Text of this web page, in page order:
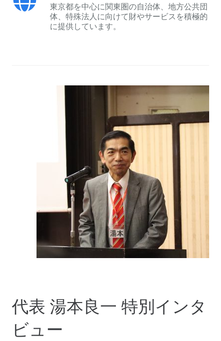
東京都を中心に関東圏の自治体、地方公共団
体、特殊法人に向けて財やサービスを積極的
に提供しています。
代表 湯本良一 特別インタ
ビュー